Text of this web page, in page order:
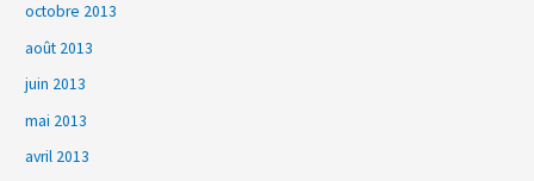
octobre 2013
août 2013
juin 2013
mai 2013
avril 2013